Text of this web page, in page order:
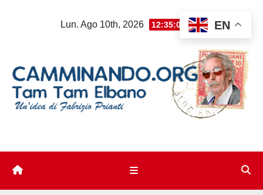
Lun. Ago 10th, 2026 12:35:05 PM EN